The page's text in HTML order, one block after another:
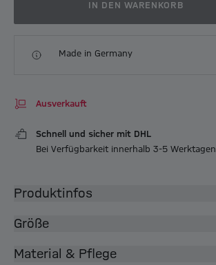
IN DEN WARENKORB
Made in Germany
Ausverkauft
Schnell und sicher mit DHL
Bei Verfügbarkeit innerhalb 3-5 Werktagen
Produktinfos
Größe
Material & Pflege